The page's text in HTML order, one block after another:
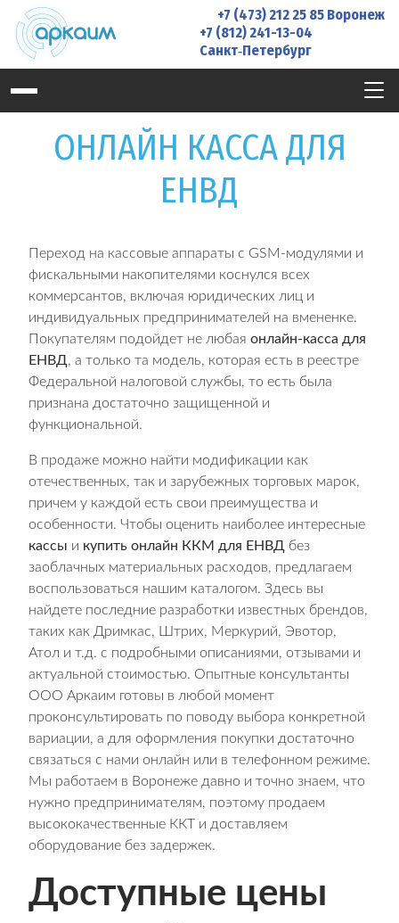
content
+7 (473) 212 25 85 Воронеж
+7 (812) 241-13-04
Санкт‑Петербург
ОНЛАЙН КАССА ДЛЯ
ЕНВД
Переход на кассовые аппараты с GSM-модулями и
фискальными накопителями коснулся всех
коммерсантов, включая юридических лиц и
индивидуальных предпринимателей на вмененке.
Покупателям подойдет не любая онлайн-касса для
ЕНВД , а только та модель, которая есть в реестре
Федеральной налоговой службы, то есть была
признана достаточно защищенной и
функциональной.
В продаже можно найти модификации как
отечественных, так и зарубежных торговых марок,
причем у каждой есть свои преимущества и
особенности. Чтобы оценить наиболее интересные
кассы и купить онлайн ККМ для ЕНВД без
заоблачных материальных расходов, предлагаем
воспользоваться нашим каталогом. Здесь вы
найдете последние разработки известных брендов,
таких как Дримкас, Штрих, Меркурий, Эвотор,
Атол и т.д. с подробными описаниями, отзывами и
актуальной стоимостью. Опытные консультанты
ООО Аркаим готовы в любой момент
проконсультировать по поводу выбора конкретной
вариации, а для оформления покупки достаточно
связаться с нами онлайн или в телефонном режиме.
Мы работаем в Воронеже давно и точно знаем, что
нужно предпринимателям, поэтому продаем
высококачественные ККТ и доставляем
оборудование без задержек.
Доступные цены